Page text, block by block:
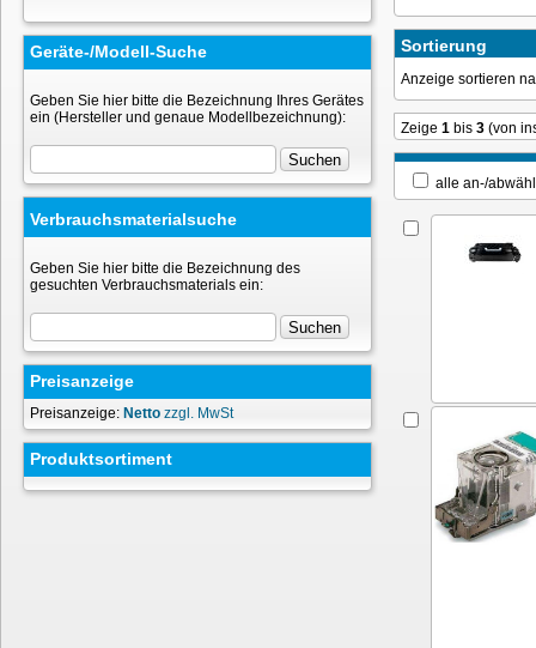
Geräte-/Modell-Suche
Geben Sie hier bitte die Bezeichnung Ihres Gerätes
ein (Hersteller und genaue Modellbezeichnung):
Verbrauchsmaterialsuche
Geben Sie hier bitte die Bezeichnung des
gesuchten Verbrauchsmaterials ein:
Preisanzeige
Preisanzeige: Netto zzgl. MwSt
Produktsortiment
Sortierung
Anzeige sortieren
Zeige 1 bis 3 (von
alle an-/